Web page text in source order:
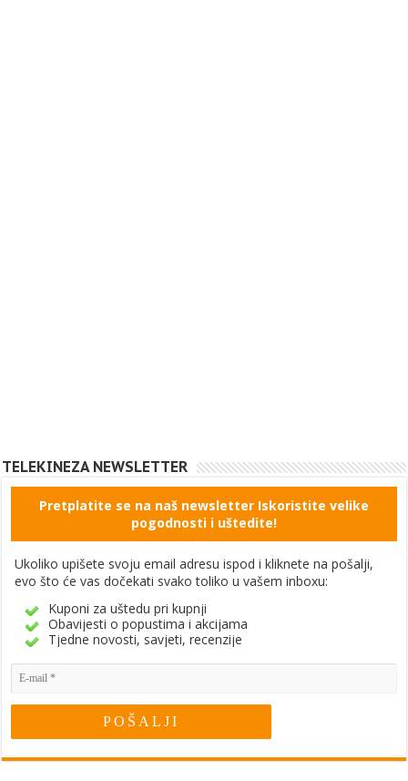
TELEKINEZA NEWSLETTER
Pretplatite se na naš newsletter Iskoristite velike
pogodnosti i uštedite!
Ukoliko upišete svoju email adresu ispod i kliknete na pošalji,
evo što će vas dočekati svako toliko u vašem inboxu:
Kuponi za uštedu pri kupnji
Obavijesti o popustima i akcijama
Tjedne novosti, savjeti, recenzije